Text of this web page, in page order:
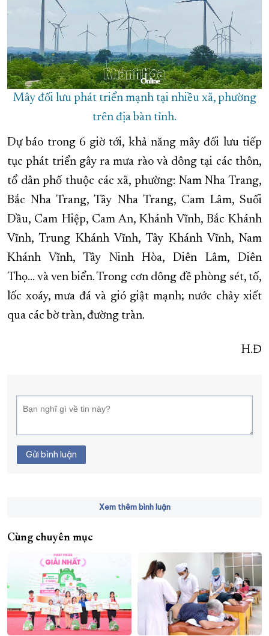
Mây đối lưu phát triển mạnh tại nhiều xã, phường
trên địa bàn tỉnh.
Dự báo trong 6 giờ tới, khả năng mây đối lưu tiếp
tục phát triển gây ra mưa rào và dông tại các thôn,
tổ dân phố thuộc các xã, phường: Nam Nha Trang,
Bắc Nha Trang, Tây Nha Trang, Cam Lâm, Suối
Dầu, Cam Hiệp, Cam An, Khánh Vĩnh, Bắc Khánh
Vĩnh, Trung Khánh Vĩnh, Tây Khánh Vĩnh, Nam
Khánh Vĩnh, Tây Ninh Hòa, Diên Lâm, Diên
Thọ... và ven biển. Trong cơn dông đề phòng sét, tố,
lốc xoáy, mưa đá và gió giật mạnh; nước chảy xiết
qua các bờ tràn, đường tràn.
H.Đ
Gửi bình luận
Xem thêm bình luận
Cùng chuyên mục